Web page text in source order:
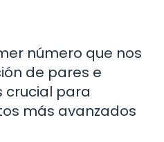
número que nos
de pares e
crucial para
más avanzados